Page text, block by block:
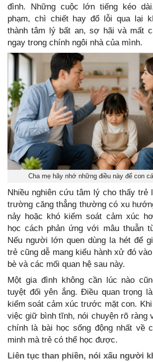
đình. Những cuộc lớn tiếng kéo
phạm, chì chiết hay đổ lỗi qua lại
thành tâm lý bất an, sợ hãi và mất
ngay trong chính ngôi nhà của mình.
Cha mẹ hãy nhớ những điều này để con
Nhiều nghiên cứu tâm lý cho thấy trẻ
trường căng thẳng thường có xu
nảy hoặc khó kiểm soát cảm xúc
học cách phản ứng với mâu thuẫn
Nếu người lớn quen dùng la hét để
trẻ cũng dễ mang kiểu hành xử đó
bè và các mối quan hệ sau này.
Một gia đình không cần lúc nào
tuyệt đối yên ắng. Điều quan trọng
kiểm soát cảm xúc trước mặt con.
việc giữ bình tĩnh, nói chuyện rõ ràng
chính là bài học sống động nhất về
minh mà trẻ có thể học được.
Liên tục than phiền, nói xấu người